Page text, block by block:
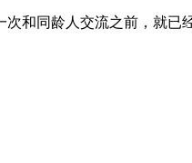
同龄人交流之前，就已